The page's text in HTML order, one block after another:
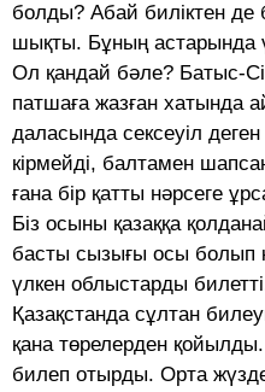
болды? Абай биліктен де
шықты. Бұның астарында
Ол қандай бәле? Батыс-
патшаға жазған хатында
даласында сексеуіл
кірмейді, балтамен
ғана бір қатты нәрсеге
Біз осыны қазаққа
басты сызығы осы болып
үлкен облыстарды
Қазақстанда сұлтан
қана төрелерден
билеп отырды. Орта